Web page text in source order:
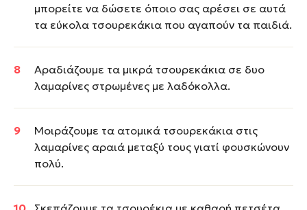
μπορείτε να δώσετε όποιο σας αρέσει σε αυτά
τα εύκολα τσουρεκάκια που αγαπούν τα παιδιά.
Αραδιάζουμε τα μικρά τσουρεκάκια σε δυο
λαμαρίνες στρωμένες με λαδόκολλα.
Μοιράζουμε τα ατομικά τσουρεκάκια στις
λαμαρίνες αραιά μεταξύ τους γιατί φουσκώνουν
πολύ.